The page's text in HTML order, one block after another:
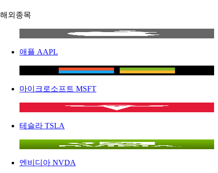
해외종목
애플 AAPL
마이크로소프트 MSFT
테슬라 TSLA
엔비디아 NVDA